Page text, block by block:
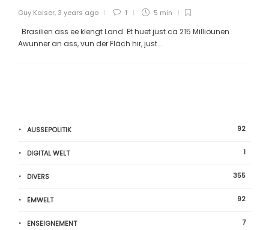
Guy Kaiser, 3 years ago 1 5 min
Brasilien ass ee klengt Land. Et huet just ca 215 Milliounen
Awunner an ass, vun der Fläch hir, just...
AUSSEPOLITIK 92
DIGITAL WELT 1
DIVERS 355
ËMWELT 92
ENSEIGNEMENT 7